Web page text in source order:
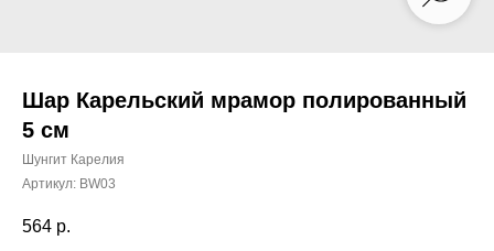
Шар Карельский мрамор полированный
5 см
Шунгит Карелия
Артикул: BW03
564 р.